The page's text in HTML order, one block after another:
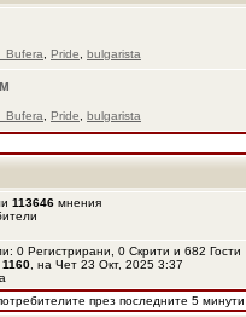
Pride bulgarista
Pride bulgarista
113646 мнения
0 Регистрирани, 0 Скрити и 682
1160 , на Чет 23 Окт, 2025 3:37
през последните 5 минути